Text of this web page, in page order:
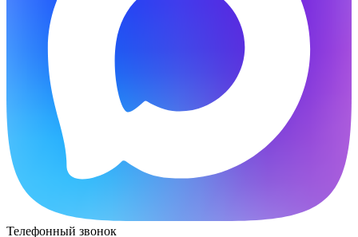
Телефонный звонок